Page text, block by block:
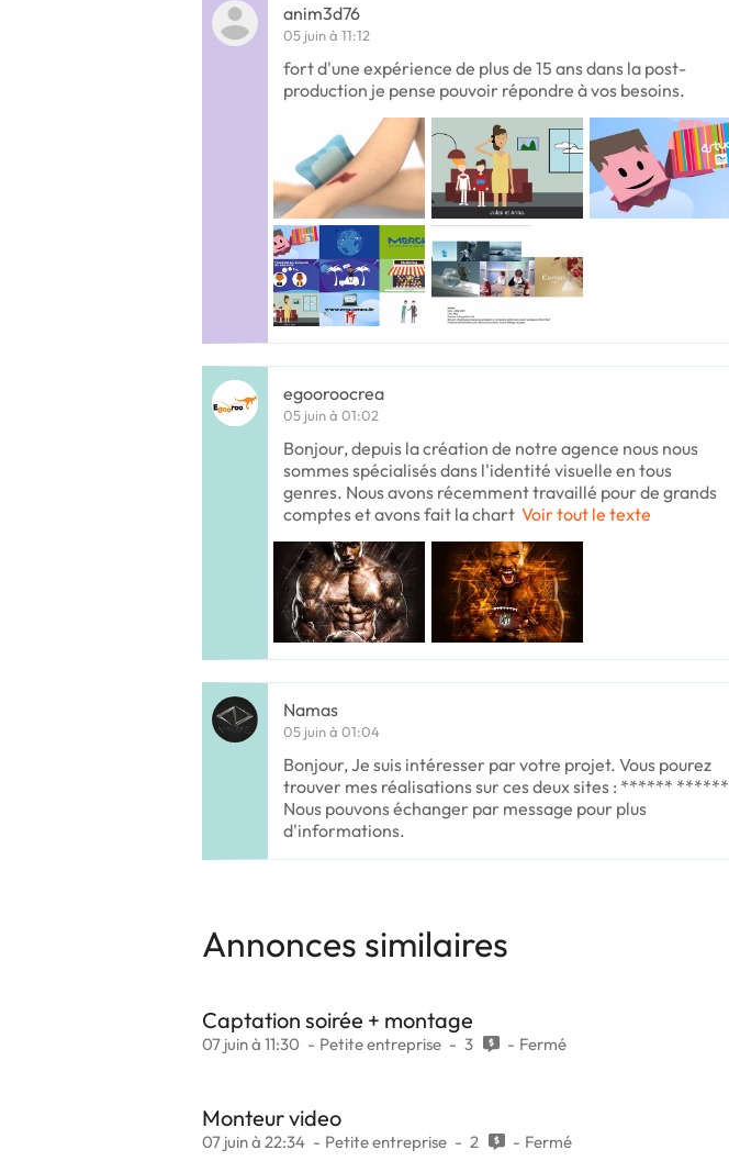
anim3d76
05 juin à 11:12
fort d'une expérience de plus de 15 ans dans la post-
production je pense pouvoir répondre à vos besoins.
egooroocrea
05 juin à 01:02
Bonjour, depuis la création de notre agence nous nous
sommes spécialisés dans l'identité visuelle en tous
genres. Nous avons récemment travaillé pour de grands
comptes et avons fait la chart Voir tout le texte
Namas
05 juin à 01:04
Bonjour, Je suis intéresser par votre projet. Vous pourez
trouver mes réalisations sur ces deux sites : ****** ******
Nous pouvons échanger par message pour plus
d'informations.
Annonces similaires
Captation soirée + montage
07 juin à 11:30 Petite entreprise 3 Fermé
Monteur video
07 juin à 22:34 Petite entreprise 2 Fermé